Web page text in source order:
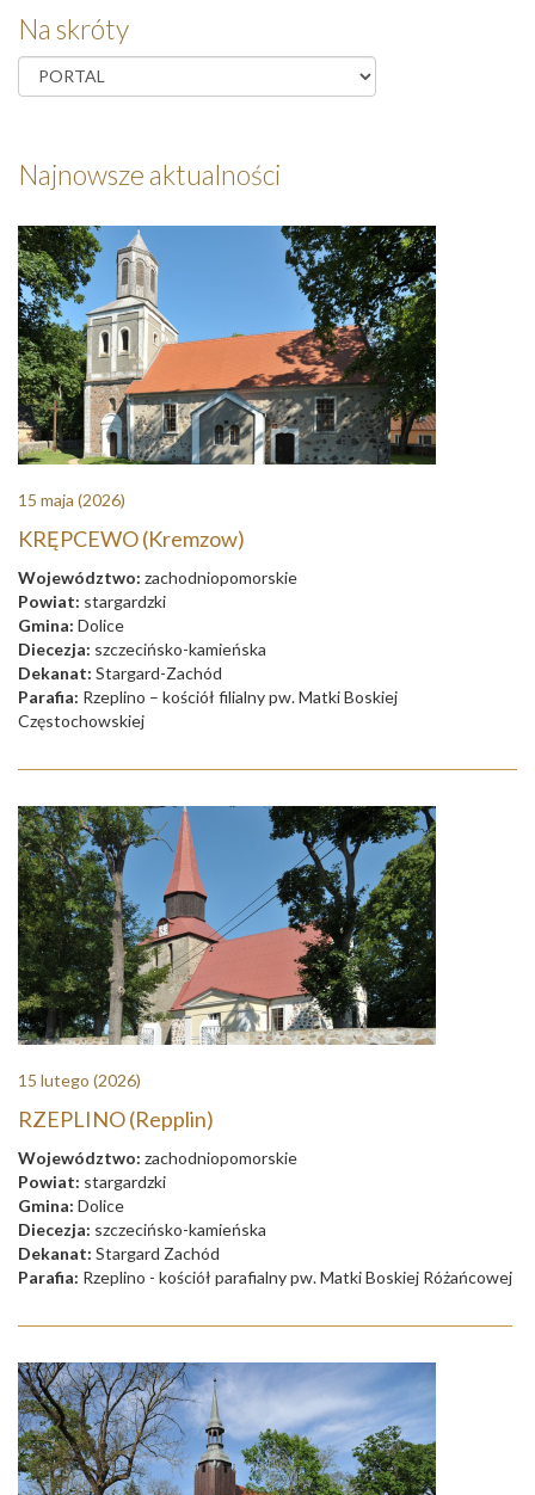
Na skróty
Najnowsze aktualności
15 maja (2026)
KRĘPCEWO (Kremzow)
Województwo: zachodniopomorskie
Powiat: stargardzki
Gmina: Dolice
Diecezja: szczecińsko-kamieńska
Dekanat: Stargard-Zachód
Parafia: Rzeplino – kościół filialny pw. Matki Boskiej
Częstochowskiej
15 lutego (2026)
RZEPLINO (Repplin)
Województwo: zachodniopomorskie
Powiat: stargardzki
Gmina: Dolice
Diecezja: szczecińsko-kamieńska
Dekanat: Stargard Zachód
Parafia: Rzeplino - kościół parafialny pw. Matki Boskiej Różańcowej